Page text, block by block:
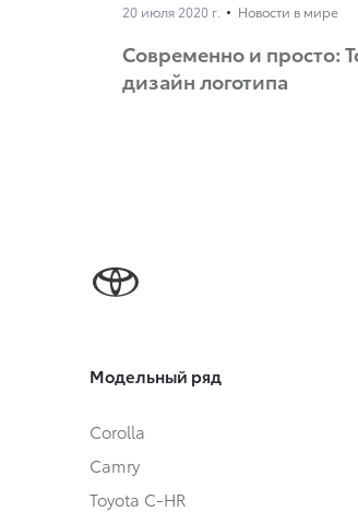
20 июля 2020 г. Новости в мире
Современно и просто:
дизайн логотипа
Модельный ряд
Corolla
Camry
Toyota C-HR